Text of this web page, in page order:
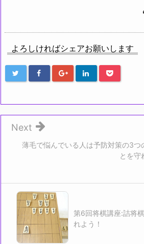
よろしければシェアお願いします
薄毛で悩んでいる人は予防対策の3つ
とを守
Next
第6回将棋講座:詰将
れよう！